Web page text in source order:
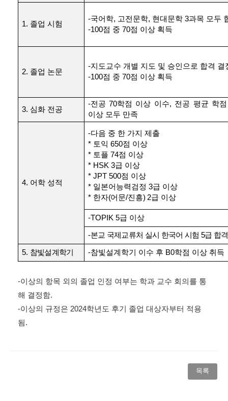
1. 졸업 시험
-국어학, 고전문학, 현대문학 3과목 모두
-100점 중 70점 이상 획득
2. 졸업 논문
-지도교수 개별 지도 및 승인으로 합격 결
-100점 중 70점 이상 획득
3. 심화 전공
-전공70학점 이상 이수, 전공 평균 학
이상 모두 만족
4. 어학 성적
-다음 중 한 가지 제출
* 토익 650점 이상
* 토플 74점 이상
* HSK 3급 이상
* JPT 500점 이상
* 일본어능력검정 3급 이상
* 한자(어문/진흥) 2급 이상
-TOPIK 5급 이상
-본교 국제교류처 실시 한국어 시험5급 합격
5. 참빛설계학기 -참빛설계학기 이수 후 B0학점 이상 취득
-이상의 항목 외의 졸업 인정 여부는 학과 교수 회의를 통
해 결정함.
-이상의 규정은 2024학년도 후기 졸업 대상자부터 적용
됨.
목록